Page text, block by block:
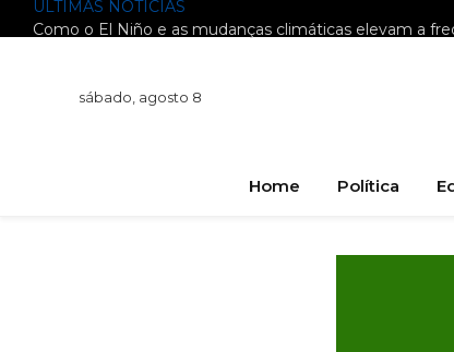
ÚLTIMAS NOTÍCIAS
sábado, agosto 8
Home Política